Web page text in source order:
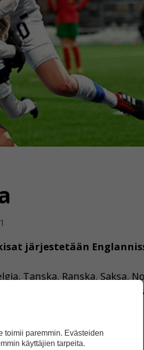
järjestetään
Tanska, Ranska, Saksa,
Suomen naiset
toimii paremmin. Evästeiden
käyttäjien tarpeita.